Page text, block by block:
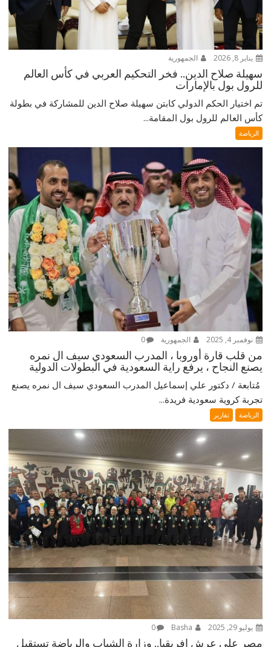
يناير 8, 2026 الجمهورية
سهيلة صلاح الدين.. فخر التحكيم العربي في كأس العالم
للرول بول بالإمارات
تم اختيار الحكم الدولي كابتن سهيلة صلاح الدين للمشاركة في بطولة
كأس العالم للرول بول المقامة...
الرياضة
نوفمبر 4, 2025 الجمهورية 0
من قلب قارة أوروبا ، المدرب السعودي سيف ال نمره
يصنع النجاح ، يرفع راية السعودية في البطولات الدولية
‎ مُتابعة / دكتور علي إسماعيل ‎المدرب السعودي سيف ال نمره يصنع
تجربة كروية سعودية فريدة...
الرياضة تقارير
يوليو 29, 2025 0
مصر على عرش إفريقيا.. وزارة الشباب والرياضة تستقبل